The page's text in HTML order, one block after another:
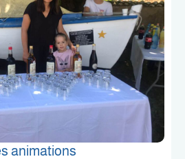
animations